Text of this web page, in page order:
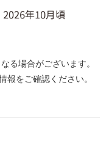
る場合がございます。
報をご確認ください。